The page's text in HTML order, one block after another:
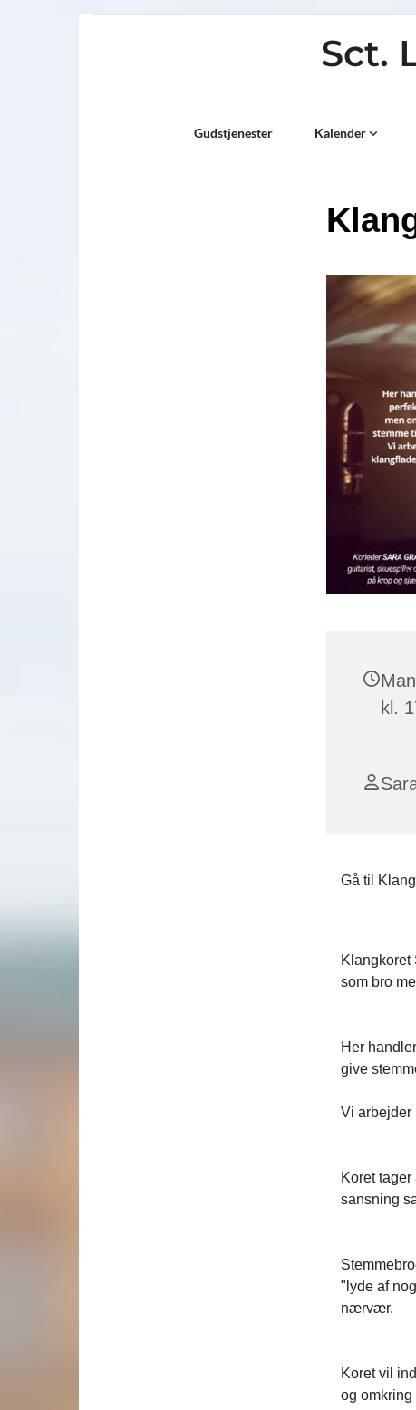
Sct.
Gudstjenester Kalender
kl.
Gå til
Klangkoret
som bro
Her
give
Vi arbejder
Koret
sansning
"lyde af
nærvær.
Koret vil
og omkring